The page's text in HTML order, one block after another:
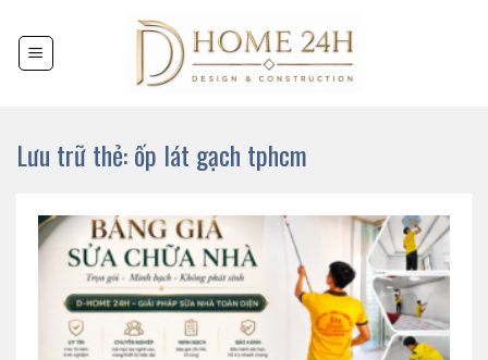
đến
nội
Lưu trữ thẻ:ốp lát gạch tphcm